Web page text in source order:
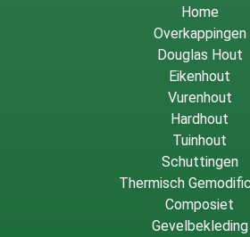
Home
Overkappingen
Douglas Hout
Eikenhout
Vurenhout
Hardhout
Tuinhout
Schuttingen
Thermisch
Composiet
Gevelbekleding